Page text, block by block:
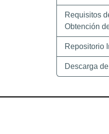
Requisitos
Obtención
Repositorio
Descarga